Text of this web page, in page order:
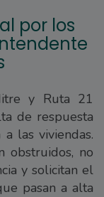
por los
y Ruta 21
de respuesta
las viviendas.
obstruidos, no
y solicitan el
pasan a alta